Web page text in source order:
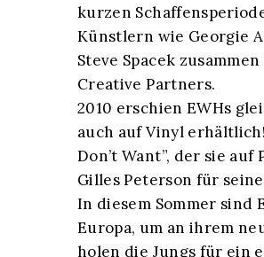
kurzen
Künstlern wie Georgie
Steve Spacek
Creative Partners.
2010 erschien EWHs
auch auf Vinyl
Don’t Want”, der sie
Gilles Peterson für
In diesem Sommer sind
Europa, um an ihrem
holen die Jungs für ein